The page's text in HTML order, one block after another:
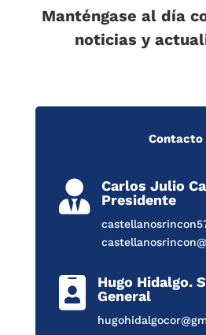
Manténgase al día
noticias y
Contacto

Carlos Julio
Presidente

Hugo Hidalgo.
General